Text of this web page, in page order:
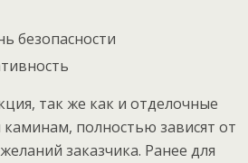
безопасности
так же как и отделочные
полностью зависят от
заказчика. Ранее для